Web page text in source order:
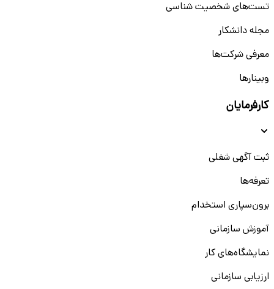
تست‌های شخصیت شناسی
مجله دانشکار
معرفی شرکت‌ها
وبینار‌‌ها
کارفرمایان
ثبت آگهی شغلی
تعرفه‌ها
برون‌سپاری استخدام
آموزش سازمانی
نمایشگاه‌های کار
ارزیابی سازمانی